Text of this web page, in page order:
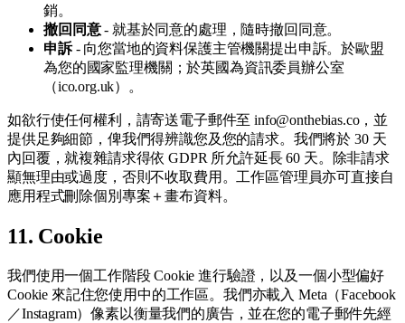
銷。
撤回同意- 就基於同意的處理，隨時撤回同意。
申訴- 向您當地的資料保護主管機關提出申訴。於歐盟
為您的國家監理機關；於英國為資訊委員辦公室
（ico.org.uk）。
如欲行使任何權利，請寄送電子郵件至 info@onthebias.co，並
提供足夠細節，俾我們得辨識您及您的請求。我們將於 30 天
內回覆，就複雜請求得依 GDPR 所允許延長 60 天。除非請求
顯無理由或過度，否則不收取費用。工作區管理員亦可直接自
應用程式刪除個別專案＋畫布資料。
11. Cookie
我們使用一個工作階段 Cookie 進行驗證，以及一個小型偏好
Cookie 來記住您使用中的工作區。我們亦載入 Meta（Facebook
／Instagram）像素以衡量我們的廣告，並在您的電子郵件先經